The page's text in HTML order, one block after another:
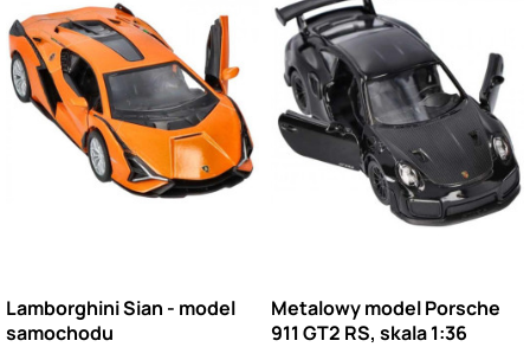
Lamborghini Sian - model
samochodu
Metalowy model Porsche
911 GT2 RS, skala 1:36